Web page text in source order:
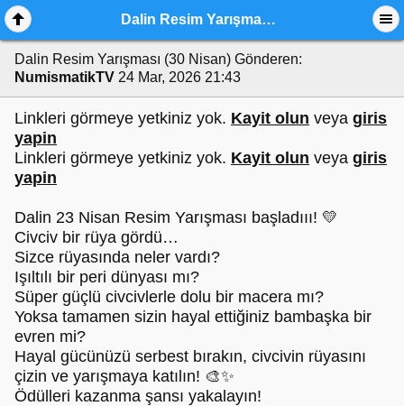
Dalin Resim Yarışması (30 Nisan)
Dalin Resim Yarışması (30 Nisan) Gönderen:
NumismatikTV 24 Mar, 2026 21:43
Linkleri görmeye yetkiniz yok. Kayit olun veya giris
yapin
Linkleri görmeye yetkiniz yok. Kayit olun veya giris
yapin
Dalin 23 Nisan Resim Yarışması başladııı! 💛
Civciv bir rüya gördü…
Sizce rüyasında neler vardı?
Işıltılı bir peri dünyası mı?
Süper güçlü civcivlerle dolu bir macera mı?
Yoksa tamamen sizin hayal ettiğiniz bambaşka bir
evren mi?
Hayal gücünüzü serbest bırakın, civcivin rüyasını
çizin ve yarışmaya katılın! 🎨✨
Ödülleri kazanma şansı yakalayın!